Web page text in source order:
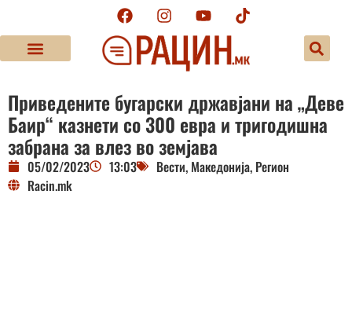
Приведените бугарски државјани на „Деве
Баир“ казнети со 300 евра и тригодишна
забрана за влез во земјава
05/02/2023 13:03 Вести, Македонија, Регион
Racin.mk